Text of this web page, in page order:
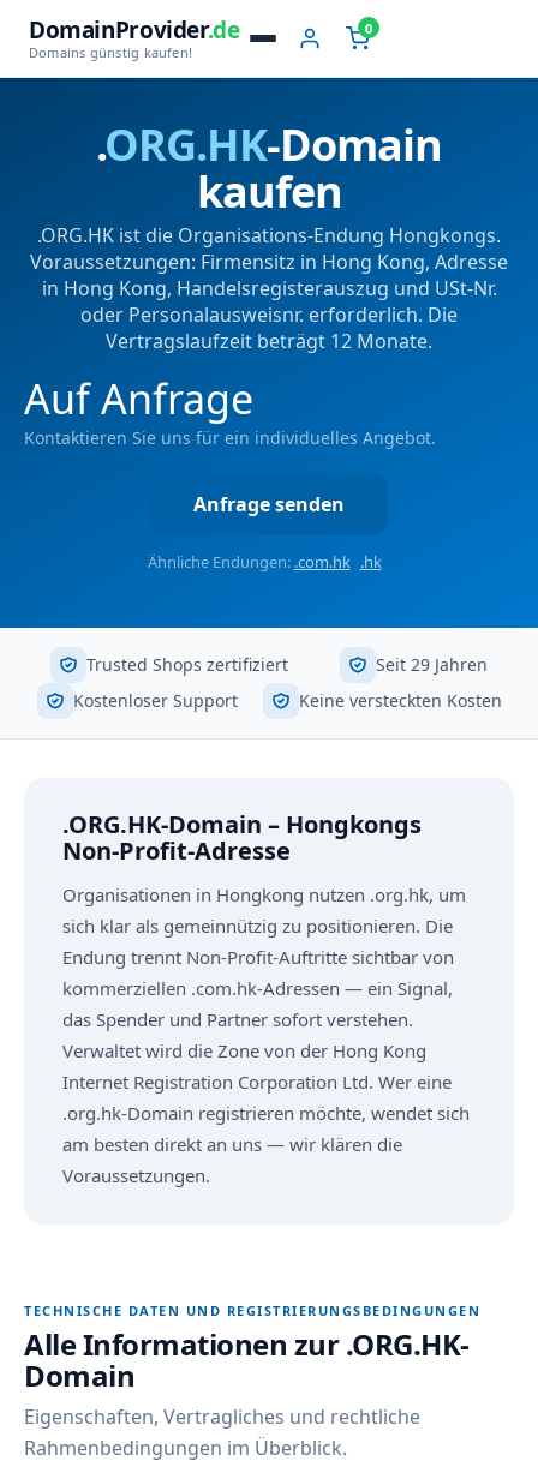
DomainProvider.de
Domains günstig kaufen!
0
.ORG.HK-Domain
kaufen
.ORG.HK ist die Organisations-Endung Hongkongs.
Voraussetzungen: Firmensitz in Hong Kong, Adresse
in Hong Kong, Handelsregisterauszug und USt-Nr.
oder Personalausweisnr. erforderlich. Die
Vertragslaufzeit beträgt 12 Monate.
Auf Anfrage
Kontaktieren Sie uns für ein individuelles Angebot.
Anfrage senden
Ähnliche Endungen: .com.hk .hk
Trusted Shops zertifiziert
Seit 29 Jahren
Kostenloser Support
Keine versteckten Kosten
.ORG.HK-Domain – Hongkongs
Non-Profit-Adresse
Organisationen in Hongkong nutzen .org.hk, um
sich klar als gemeinnützig zu positionieren. Die
Endung trennt Non-Profit-Auftritte sichtbar von
kommerziellen .com.hk-Adressen — ein Signal,
das Spender und Partner sofort verstehen.
Verwaltet wird die Zone von der Hong Kong
Internet Registration Corporation Ltd. Wer eine
.org.hk-Domain registrieren möchte, wendet sich
am besten direkt an uns — wir klären die
Voraussetzungen.
TECHNISCHE DATEN UND REGISTRIERUNGSBEDINGUNGEN
Alle Informationen zur .ORG.HK-
Domain
Eigenschaften, Vertragliches und rechtliche
Rahmenbedingungen im Überblick.